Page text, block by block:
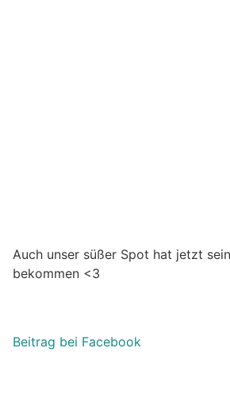
Auch unser süßer Spot hat jetzt
bekommen <3
Beitrag bei Facebook